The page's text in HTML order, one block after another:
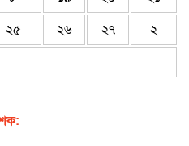
২৫ ২৬ ২৭
২
:জেবুন্নেছা জেসি